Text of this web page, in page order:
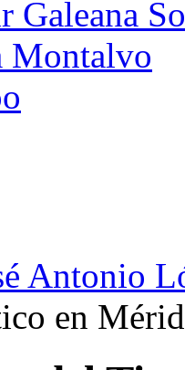
Galeana
Montalvo
Antonio
en